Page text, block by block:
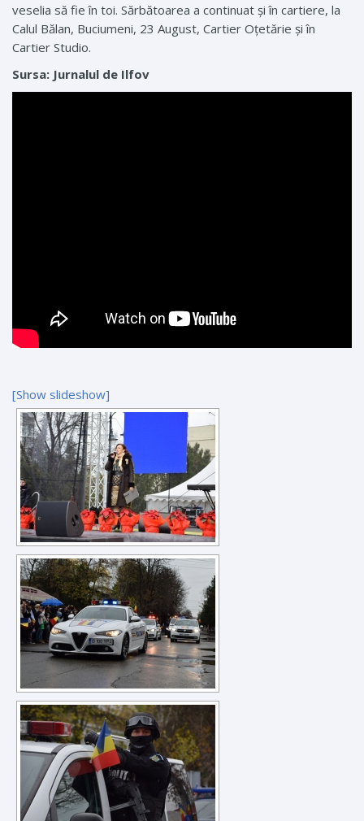
veselia să fie în toi. Sărbătoarea a continuat și în cartiere, la
Calul Bălan, Buciumeni, 23 August, Cartier Oțetărie și în
Cartier Studio.
Sursa: Jurnalul de Ilfov
[Show slideshow]